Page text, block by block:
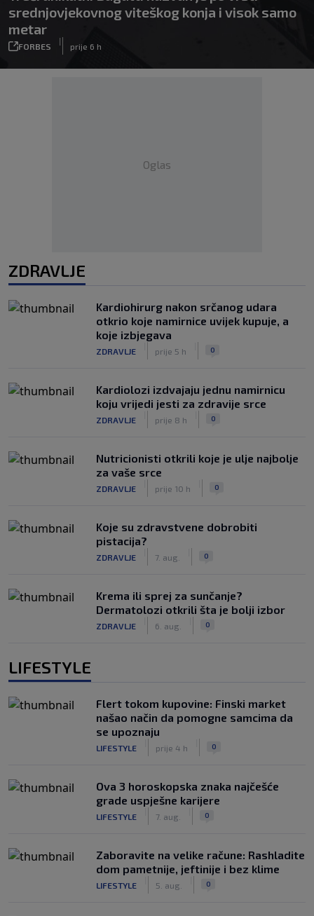
srednjovjekovnog viteškog konja i visok samo
metar
FORBES
|
prije 6 h
Oglas
ZDRAVLJE
Kardiohirurg nakon srčanog udara
otkrio koje namirnice uvijek kupuje, a
koje izbjegava
ZDRAVLJE prije 5 h 0
Kardiolozi izdvajaju jednu namirnicu
koju vrijedi jesti za zdravije srce
ZDRAVLJE prije 8 h 0
Nutricionisti otkrili koje je ulje najbolje
za vaše srce
ZDRAVLJE prije 10 h 0
Koje su zdravstvene dobrobiti
pistacija?
ZDRAVLJE 7. aug. 0
Krema ili sprej za sunčanje?
Dermatolozi otkrili šta je bolji izbor
ZDRAVLJE 6. aug. 0
LIFESTYLE
Flert tokom kupovine: Finski market
našao način da pomogne samcima da
se upoznaju
LIFESTYLE prije 4 h 0
Ova 3 horoskopska znaka najčešće
grade uspješne karijere
LIFESTYLE 7. aug. 0
Zaboravite na velike račune: Rashladite
dom pametnije, jeftinije i bez klime
LIFESTYLE 5. aug. 0